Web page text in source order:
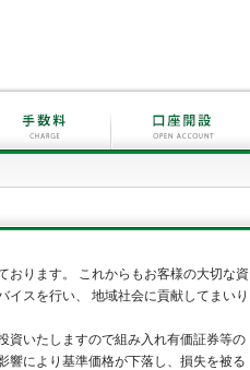
おります。 これからもお客様の大切な資
スを行い、 地域社会に貢献してまいり
資いたしますので組み入れ有価証券等の
響により基準価格が下落し、損失を被る